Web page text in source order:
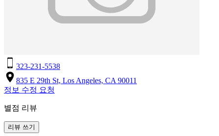
323-231-5538
835 E 29th St, Los Angeles, CA 90011
정보 수정 요청
별점 리뷰
리뷰 쓰기